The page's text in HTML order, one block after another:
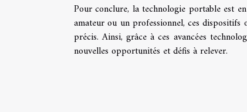
Pour conclure, la technologie portable est
amateur ou un professionnel, ces
précis. Ainsi, grâce à ces avancées
nouvelles opportunités et défis à relever.